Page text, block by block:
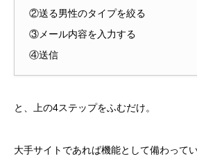
②送る男性のタイプを絞る
③メール内容を入力する
④送信
と、上の4ステップをふむだけ。
大手サイトであれば機能として備わって